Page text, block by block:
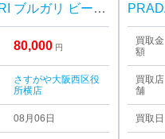
BVLGARI ブルガリ ビーゼロワン リング ブランド アクセサリー
80,000 円
さすがや大阪西区役
所横店
08月06日
買取金
額
買取店
舗
買取日